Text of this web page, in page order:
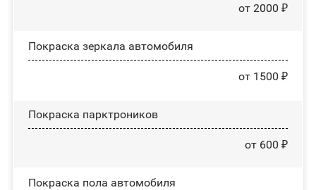
от 2000 ₽
Покраска зеркала автомобиля
от 1500 ₽
Покраска парктроников
от 600 ₽
Покраска пола автомобиля